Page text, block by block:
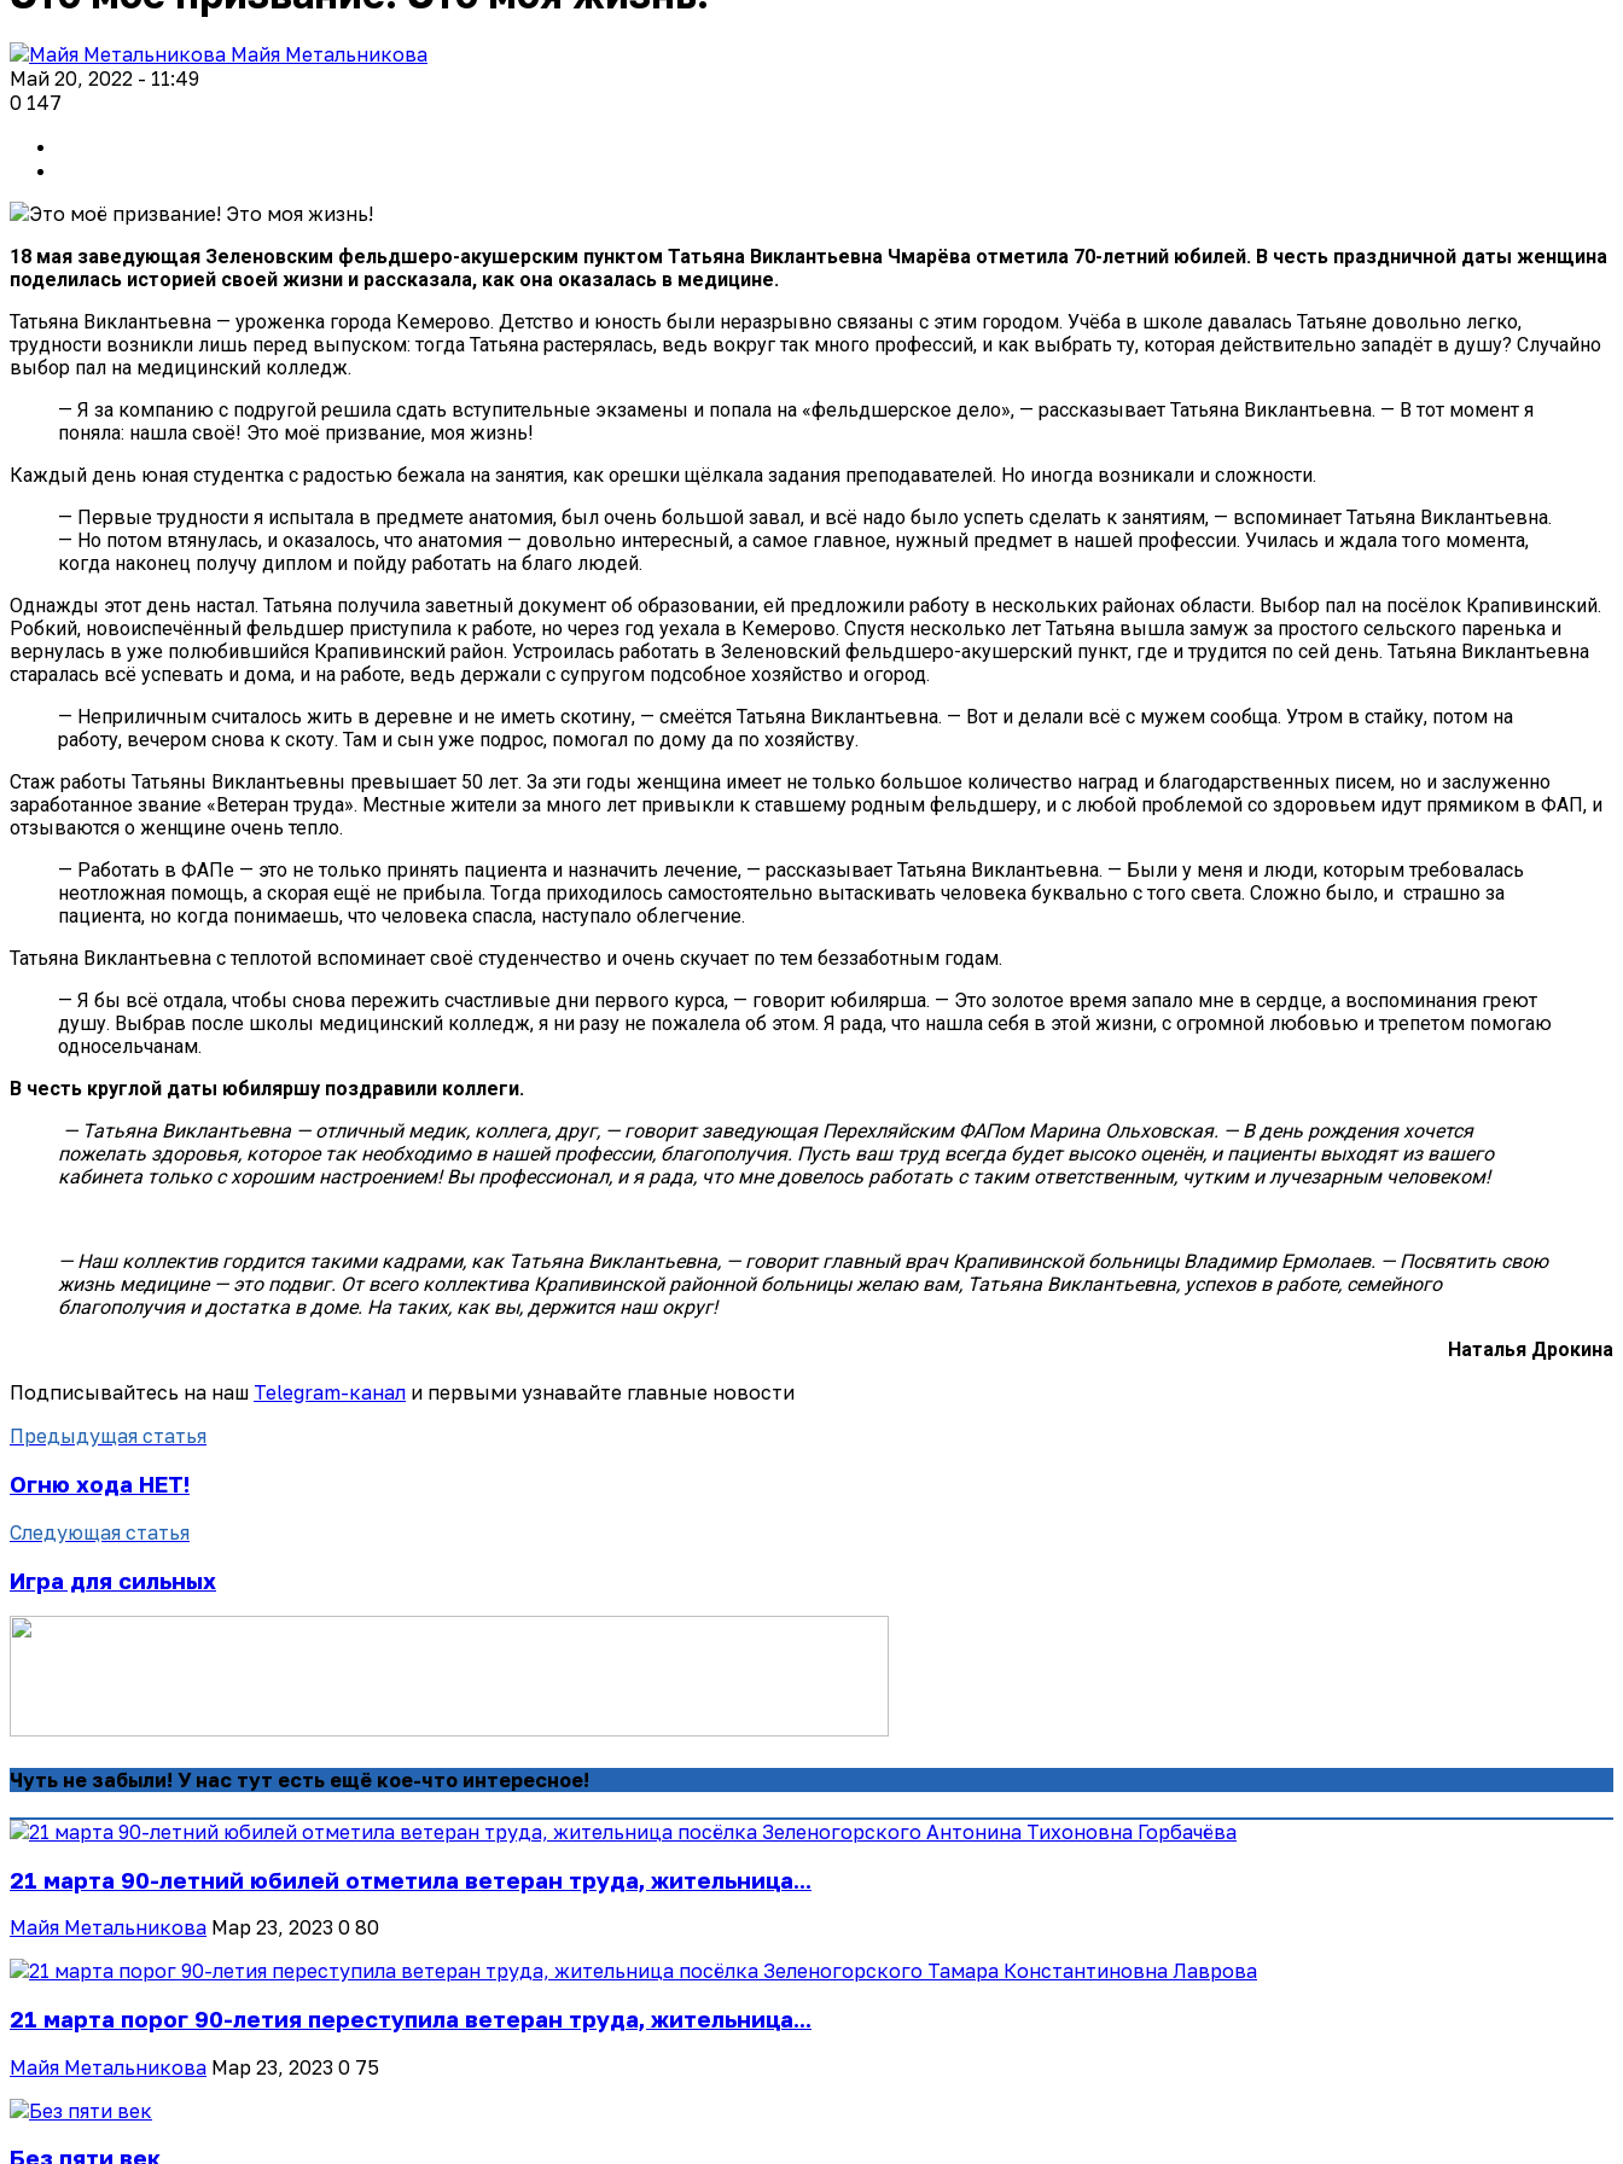
Майя Метальникова
Май 20, 2022 - 11:49
0 147
18 мая заведующая Зеленовским фельдшеро-акушерским пунктом Татьяна Виклантьевна Чмарёва отметила 70-летний юбилей. В честь праздничной даты женщина
поделилась историей своей жизни и рассказала, как она оказалась в медицине.
Татьяна Виклантьевна — уроженка города Кемерово. Детство и юность были неразрывно связаны с этим городом. Учёба в школе давалась Татьяне довольно легко,
трудности возникли лишь перед выпуском: тогда Татьяна растерялась, ведь вокруг так много профессий, и как выбрать ту, которая действительно западёт в душу? Случайно
выбор пал на медицинский колледж.
— Я за компанию с подругой решила сдать вступительные экзамены и попала на «фельдшерское дело», — рассказывает Татьяна Виклантьевна. — В тот момент я
поняла: нашла своё! Это моё призвание, моя жизнь!
Каждый день юная студентка с радостью бежала на занятия, как орешки щёлкала задания преподавателей. Но иногда возникали и сложности.
— Первые трудности я испытала в предмете анатомия, был очень большой завал, и всё надо было успеть сделать к занятиям, — вспоминает Татьяна Виклантьевна.
— Но потом втянулась, и оказалось, что анатомия — довольно интересный, а самое главное, нужный предмет в нашей профессии. Училась и ждала того момента,
когда наконец получу диплом и пойду работать на благо людей.
Однажды этот день настал. Татьяна получила заветный документ об образовании, ей предложили работу в нескольких районах области. Выбор пал на посёлок Крапивинский.
Робкий, новоиспечённый фельдшер приступила к работе, но через год уехала в Кемерово. Спустя несколько лет Татьяна вышла замуж за простого сельского паренька и
вернулась в уже полюбившийся Крапивинский район. Устроилась работать в Зеленовский фельдшеро-акушерский пункт, где и трудится по сей день. Татьяна Виклантьевна
старалась всё успевать и дома, и на работе, ведь держали с супругом подсобное хозяйство и огород.
— Неприличным считалось жить в деревне и не иметь скотину, — смеётся Татьяна Виклантьевна. — Вот и делали всё с мужем сообща. Утром в стайку, потом на
работу, вечером снова к скоту. Там и сын уже подрос, помогал по дому да по хозяйству.
Стаж работы Татьяны Виклантьевны превышает 50 лет. За эти годы женщина имеет не только большое количество наград и благодарственных писем, но и заслуженно
заработанное звание «Ветеран труда». Местные жители за много лет привыкли к ставшему родным фельдшеру, и с любой проблемой со здоровьем идут прямиком в ФАП, и
отзываются о женщине очень тепло.
— Работать в ФАПе — это не только принять пациента и назначить лечение, — рассказывает Татьяна Виклантьевна. — Были у меня и люди, которым требовалась
неотложная помощь, а скорая ещё не прибыла. Тогда приходилось самостоятельно вытаскивать человека буквально с того света. Сложно было, и страшно за
пациента, но когда понимаешь, что человека спасла, наступало облегчение.
Татьяна Виклантьевна с теплотой вспоминает своё студенчество и очень скучает по тем беззаботным годам.
— Я бы всё отдала, чтобы снова пережить счастливые дни первого курса, — говорит юбилярша. — Это золотое время запало мне в сердце, а воспоминания греют
душу. Выбрав после школы медицинский колледж, я ни разу не пожалела об этом. Я рада, что нашла себя в этой жизни, с огромной любовью и трепетом помогаю
односельчанам.
В честь круглой даты юбиляршу поздравили коллеги.
— Татьяна Виклантьевна — отличный медик, коллега, друг, — говорит заведующая Перехляйским ФАПом Марина Ольховская. — В день рождения хочется
пожелать здоровья, которое так необходимо в нашей профессии, благополучия. Пусть ваш труд всегда будет высоко оценён, и пациенты выходят из вашего
кабинета только с хорошим настроением! Вы профессионал, и я рада, что мне довелось работать с таким ответственным, чутким и лучезарным человеком!
— Наш коллектив гордится такими кадрами, как Татьяна Виклантьевна, — говорит главный врач Крапивинской больницы Владимир Ермолаев. — Посвятить свою
жизнь медицине — это подвиг. От всего коллектива Крапивинской районной больницы желаю вам, Татьяна Виклантьевна, успехов в работе, семейного
благополучия и достатка в доме. На таких, как вы, держится наш округ!
Наталья Дрокина
Подписывайтесь на наш Telegram-канал и первыми узнавайте главные новости
Предыдущая статья
Огню хода НЕТ!
Следующая статья
Игра для сильных
Чуть не забыли! У нас тут есть ещё кое-что интересное!
21 марта 90-летний юбилей отметила ветеран труда, жительница...
Майя Метальникова Мар 23, 2023 0 80
21 марта порог 90-летия переступила ветеран труда, жительница...
Майя Метальникова Мар 23, 2023 0 75
Без пяти век